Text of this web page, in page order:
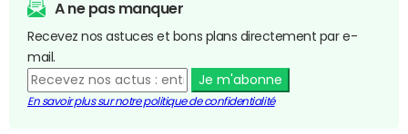
A ne pas manquer
Recevez nos astuces et bons plans directement par e-
mail.
Je m'abonne
En savoir plus sur notre politique de confidentialité